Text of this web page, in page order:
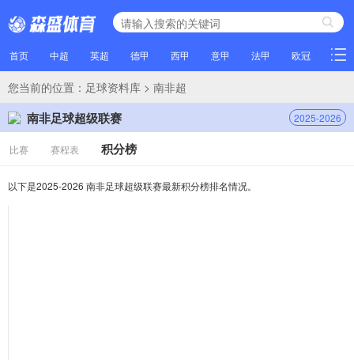
首页 中超 英超 德甲 西甲 意甲 法甲 欧冠 NBA
您当前的位置： 足球资料库 > 南非超
南非足球超级联赛 2025-2026
比赛 赛程表 积分榜
以下是2025-2026 南非足球超级联赛最新积分榜排名情况。